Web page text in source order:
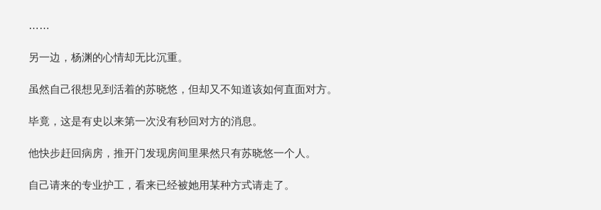
……
另一边，杨渊的心情却无比沉重。
虽然自己很想见到活着的苏晓悠，但却又不知道该如何直面对方。
毕竟，这是有史以来第一次没有秒回对方的消息。
他快步赶回病房，推开门发现房间里果然只有苏晓悠一个人。
自己请来的专业护工，看来已经被她用某种方式请走了。